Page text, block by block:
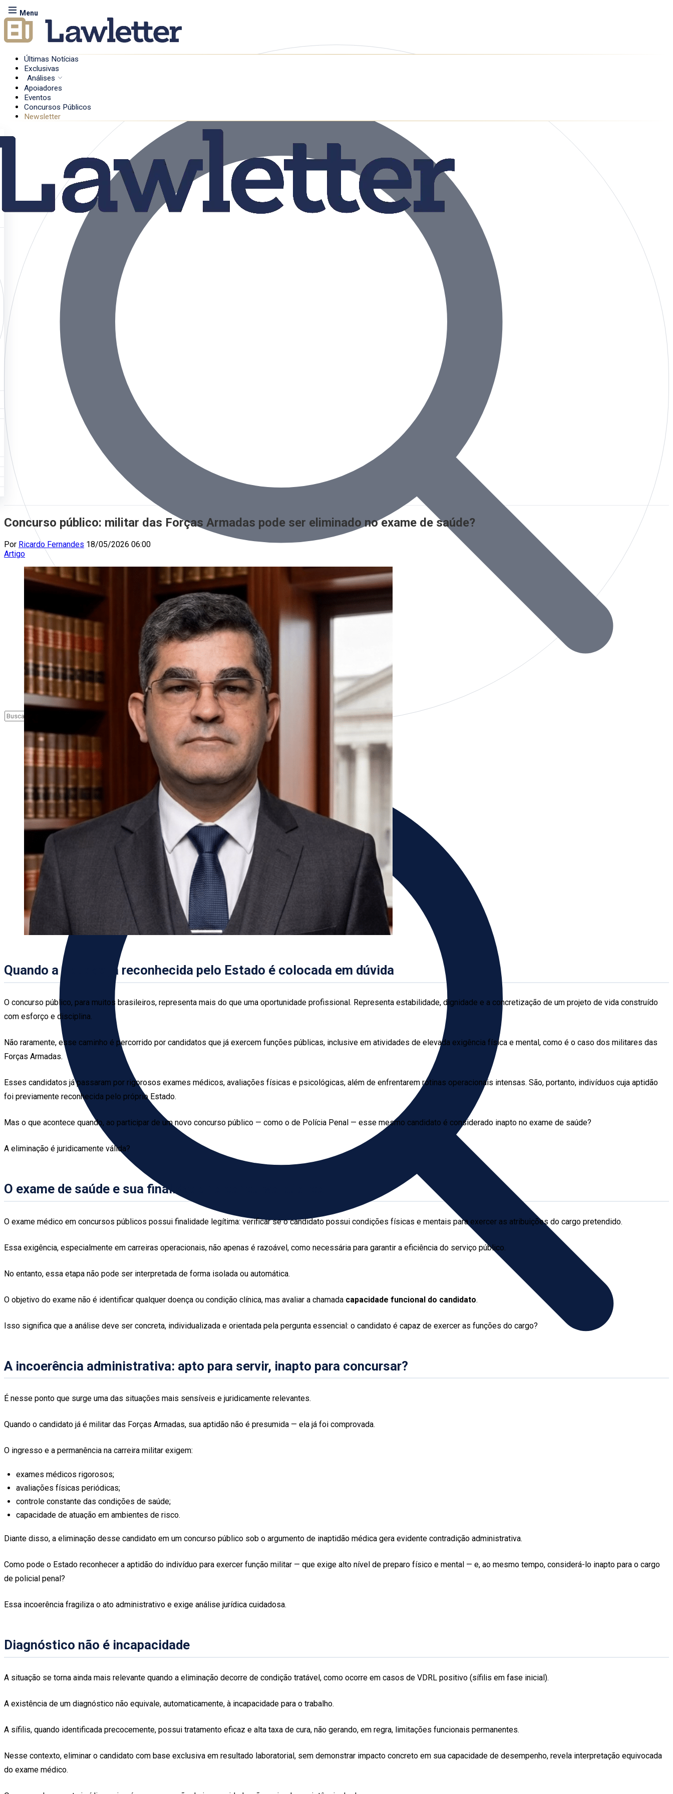
Menu
Últimas Notícias
Exclusivas
Análises
Apoiadores
Eventos
Concursos Públicos
Newsletter
Concurso público: militar das Forças Armadas pode ser eliminado no exame de saúde?
Por Ricardo Fernandes 18/05/2026 06:00
Artigo
Quando a aptidão já reconhecida pelo Estado é colocada em dúvida
O concurso público, para muitos brasileiros, representa mais do que uma oportunidade profissional. Representa estabilidade, dignidade e a concretização de um projeto de vida construído
com esforço e disciplina.
Não raramente, esse caminho é percorrido por candidatos que já exercem funções públicas, inclusive em atividades de elevada exigência física e mental, como é o caso dos militares das
Forças Armadas.
Esses candidatos já passaram por rigorosos exames médicos, avaliações físicas e psicológicas, além de enfrentarem rotinas operacionais intensas. São, portanto, indivíduos cuja aptidão
foi previamente reconhecida pelo próprio Estado.
Mas o que acontece quando, ao participar de um novo concurso público — como o de Polícia Penal — esse mesmo candidato é considerado inapto no exame de saúde?
A eliminação é juridicamente válida?
O exame de saúde e sua finalidade no concurso público
O exame médico em concursos públicos possui finalidade legítima: verificar se o candidato possui condições físicas e mentais para exercer as atribuições do cargo pretendido.
Essa exigência, especialmente em carreiras operacionais, não apenas é razoável, como necessária para garantir a eficiência do serviço público.
No entanto, essa etapa não pode ser interpretada de forma isolada ou automática.
O objetivo do exame não é identificar qualquer doença ou condição clínica, mas avaliar a chamada capacidade funcional do candidato.
Isso significa que a análise deve ser concreta, individualizada e orientada pela pergunta essencial: o candidato é capaz de exercer as funções do cargo?
A incoerência administrativa: apto para servir, inapto para concursar?
É nesse ponto que surge uma das situações mais sensíveis e juridicamente relevantes.
Quando o candidato já é militar das Forças Armadas, sua aptidão não é presumida — ela já foi comprovada.
O ingresso e a permanência na carreira militar exigem:
exames médicos rigorosos;
avaliações físicas periódicas;
controle constante das condições de saúde;
capacidade de atuação em ambientes de risco.
Diante disso, a eliminação desse candidato em um concurso público sob o argumento de inaptidão médica gera evidente contradição administrativa.
Como pode o Estado reconhecer a aptidão do indivíduo para exercer função militar — que exige alto nível de preparo físico e mental — e, ao mesmo tempo, considerá-lo inapto para o cargo
de policial penal?
Essa incoerência fragiliza o ato administrativo e exige análise jurídica cuidadosa.
Diagnóstico não é incapacidade
A situação se torna ainda mais relevante quando a eliminação decorre de condição tratável, como ocorre em casos de VDRL positivo (sífilis em fase inicial).
A existência de um diagnóstico não equivale, automaticamente, à incapacidade para o trabalho.
A sífilis, quando identificada precocemente, possui tratamento eficaz e alta taxa de cura, não gerando, em regra, limitações funcionais permanentes.
Nesse contexto, eliminar o candidato com base exclusiva em resultado laboratorial, sem demonstrar impacto concreto em sua capacidade de desempenho, revela interpretação equivocada
do exame médico.